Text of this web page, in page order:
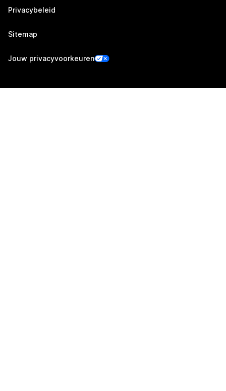
Privacybeleid
Sitemap
Jouw privacyvoorkeuren